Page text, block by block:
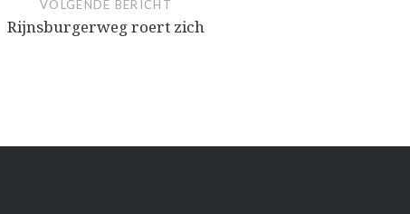
VOLGENDE BERICHT
Rijnsburgerweg roert zich